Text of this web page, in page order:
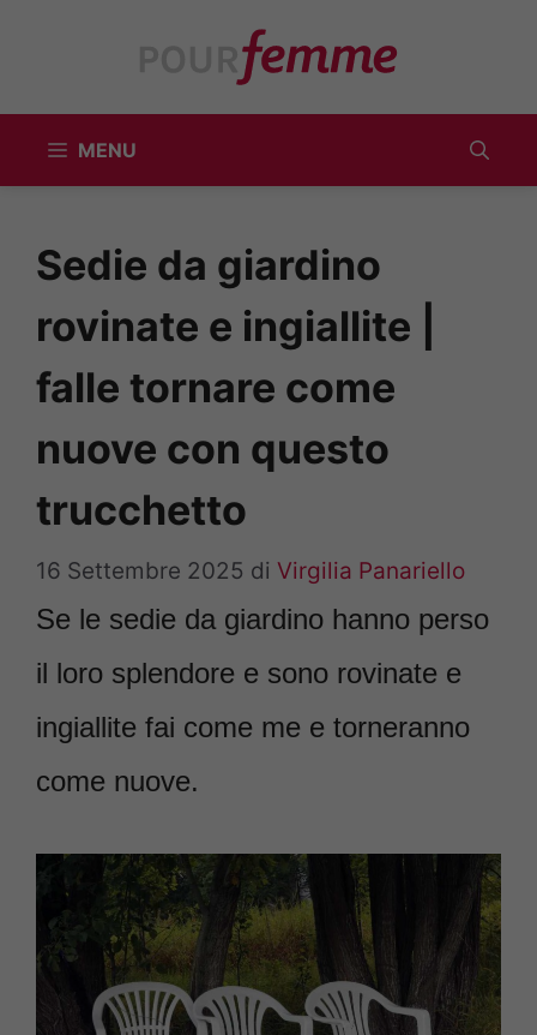
MENU
Sedie da giardino
rovinate e ingiallite |
falle tornare come
nuove con questo
trucchetto
16 Settembre 2025 di Virgilia Panariello
Se le sedie da giardino hanno perso
il loro splendore e sono rovinate e
ingiallite fai come me e torneranno
come nuove.